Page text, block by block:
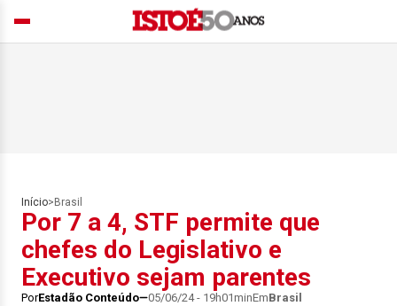
Início> Brasil
Por 7 a 4, STF permite que
chefes do Legislativo e
Executivo sejam parentes
PorEstadão Conteúdo 05/06/24 - 19h01minEmBrasil